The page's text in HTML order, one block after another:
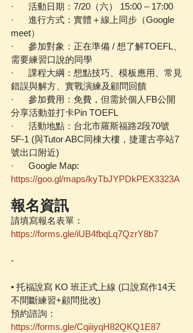
·      活動日期：7/20（六） 15:00 – 17:00
·      進行方式：實體＋線上同步（Google
meet）
·      參加對象：正在準備 / 想了解TOEFL、
需要練習口說的同學
·      課程大綱：想點技巧、模板應用、常見
錯誤與解方、實戰演練及顧問回饋
·      參加費用：免費，但需於個人FB公開
分享活動並打卡Pin TOEFL
·      活動地點：台北市羅斯福路2段70號
5F-1 (與Tutor ABC同棟大樓，捷運古亭站7
號出口附近)
·      Google Map:
https://goo.gl/maps/kyTbJYPDkPEX3323A
報名資訊
請填寫報名表單：
https://forms.gle/iUB4fbqLq7QzrY8b7
-
• 托福說寫 KO 班正式上線 (口說寫作14天
不間斷練習+顧問批改)
預約諮詢：
https://forms.gle/CqiiiyqH82QKQ1E87